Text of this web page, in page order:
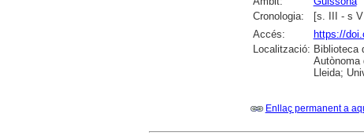
Cronologia:
[s. III - s V
Accés:
https://
Localització: Biblioteca
Autònoma
Lleida;
Enllaç permanent a